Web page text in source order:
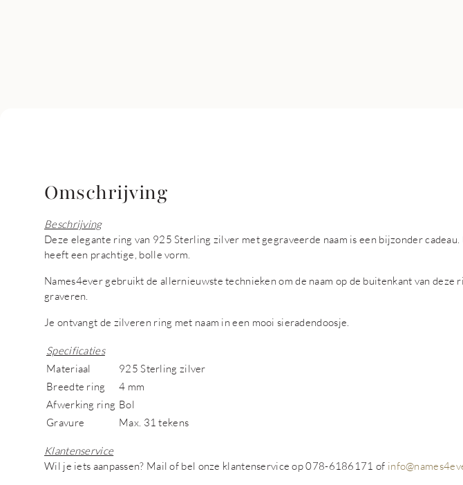
Omschrijving
Beschrijving
Deze elegante ring van 925 Sterling zilver met gegraveerde naam is een bijzonder cadeau.
heeft een prachtige, bolle vorm.
Names4ever gebruikt de allernieuwste technieken om de naam op de buitenkant van deze
graveren.
Je ontvangt de zilveren ring met naam in een mooi sieradendoosje.
Specificaties
Materiaal
925 Sterling zilver
Breedte ring
4 mm
Afwerking ring Bol
Gravure
Max. 31 tekens
Klantenservice
Wil je iets aanpassen? Mail of bel onze klantenservice op 078-6186171 of